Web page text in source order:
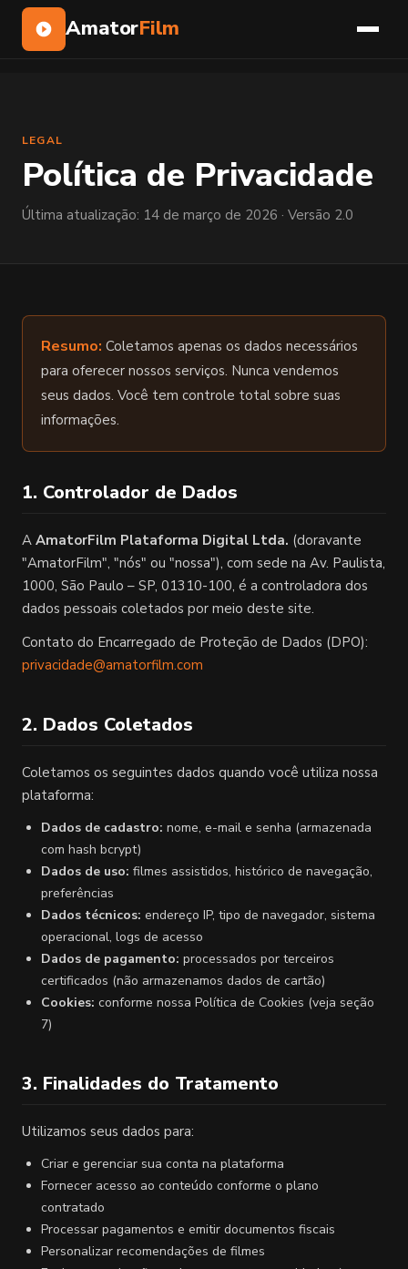
AmatorFilm
LEGAL
Política de Privacidade
Última atualização: 14 de março de 2026 · Versão 2.0
Resumo: Coletamos apenas os dados necessários
para oferecer nossos serviços. Nunca vendemos
seus dados. Você tem controle total sobre suas
informações.
1. Controlador de Dados
A AmatorFilm Plataforma Digital Ltda. (doravante
"AmatorFilm", "nós" ou "nossa"), com sede na Av. Paulista,
1000, São Paulo – SP, 01310-100, é a controladora dos
dados pessoais coletados por meio deste site.
Contato do Encarregado de Proteção de Dados (DPO):
privacidade@amatorfilm.com
2. Dados Coletados
Coletamos os seguintes dados quando você utiliza nossa
plataforma:
Dados de cadastro: nome, e-mail e senha (armazenada
com hash bcrypt)
Dados de uso: filmes assistidos, histórico de navegação,
preferências
Dados técnicos: endereço IP, tipo de navegador, sistema
operacional, logs de acesso
Dados de pagamento: processados por terceiros
certificados (não armazenamos dados de cartão)
Cookies: conforme nossa Política de Cookies (veja seção
7)
3. Finalidades do Tratamento
Utilizamos seus dados para:
Criar e gerenciar sua conta na plataforma
Fornecer acesso ao conteúdo conforme o plano
contratado
Processar pagamentos e emitir documentos fiscais
Personalizar recomendações de filmes